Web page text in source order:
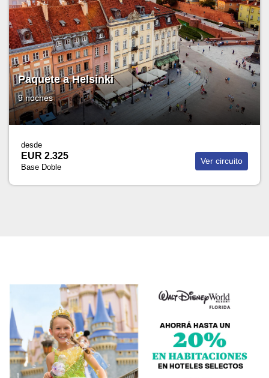
Paquete a Helsinki
9 noches
desde
EUR 2.325
Base Doble
Ver circuito